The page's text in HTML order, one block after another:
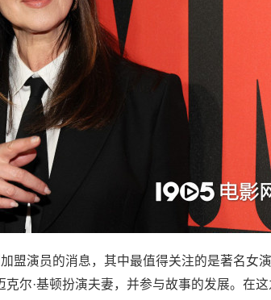
盟演员的消息，其中最值得关注的是著名女演
尔·基顿扮演夫妻，并参与故事的发展。在这